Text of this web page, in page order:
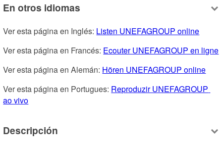
En otros idiomas
Ver esta página en Inglés: Listen UNEFAGROUP online
Ver esta página en Francés: Ecouter UNEFAGROUP en ligne
Ver esta página en Alemán: Hören UNEFAGROUP online
Ver esta página en Portugues: Reproduzir UNEFAGROUP
ao vivo
Descripción